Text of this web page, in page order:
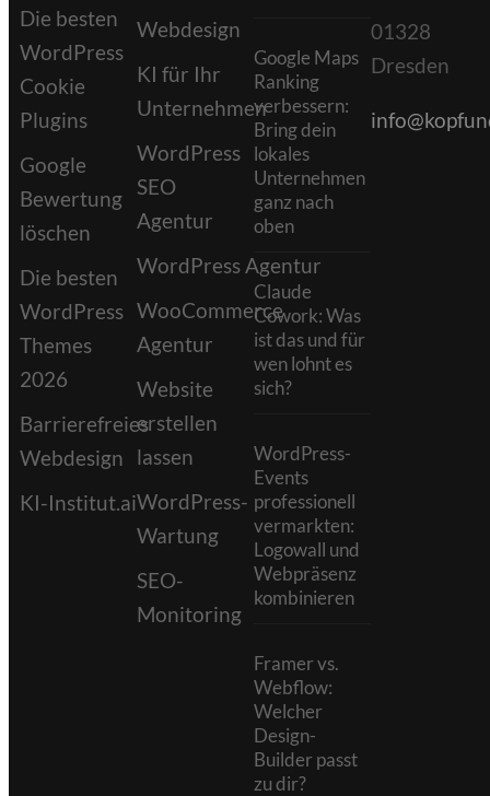
Die besten
WordPress
Cookie
Plugins
Google
Bewertung
löschen
Die besten
WordPress
Themes
2026
Barrierefreies
Webdesign
KI-Institut.ai
Webdesign
KI für Ihr
Unternehmen
WordPress
SEO
Agentur
WordPress Agentur
WooCommerce
Agentur
Website
erstellen
lassen
WordPress-
Wartung
SEO-
Monitoring
Google Maps
Ranking
verbessern:
Bring dein
lokales
Unternehmen
ganz nach
oben
Claude
Cowork: Was
ist das und für
wen lohnt es
sich?
WordPress-
Events
professionell
vermarkten:
Logowall und
Webpräsenz
kombinieren
Framer vs.
Webflow:
Welcher
Design-
Builder passt
zu dir?
01328
Dresden